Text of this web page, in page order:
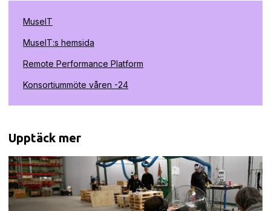
MuseIT
MuseIT:s hemsida
Remote Performance Platform
Konsortiummöte våren -24
Upptäck mer